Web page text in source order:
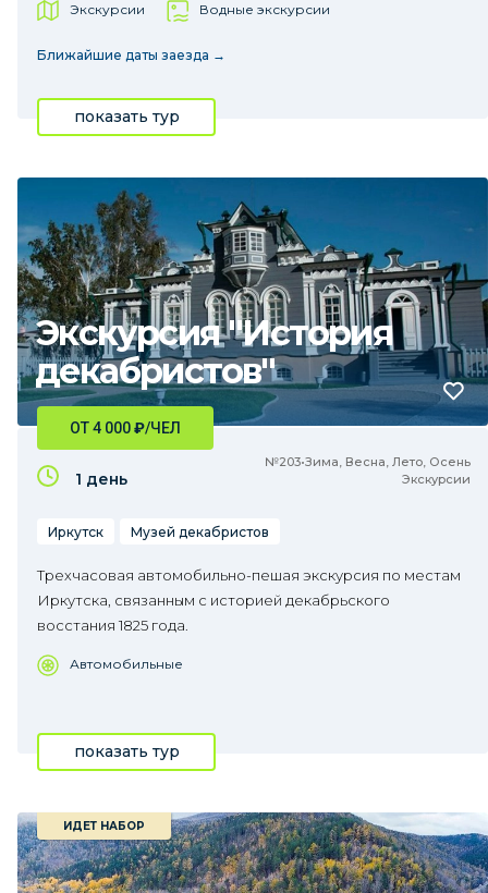
Экскурсии Водные экскурсии
Ближайшие даты заезда →
показать тур
Экскурсия "История
декабристов"
№203•Зима, Весна, Лето, Осень
Экскурсии
ОТ 4 000₽/ЧЕЛ
1 день
Иркутск Музей декабристов
Трехчасовая автомобильно-пешая экскурсия по местам
Иркутска, связанным с историей декабрьского
восстания 1825 года.
Автомобильные
показать тур
ИДЕТ НАБОР